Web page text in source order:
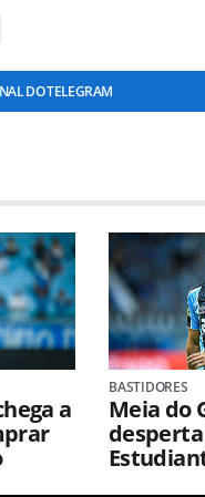
DO TELEGRAM
a
BASTIDORES
Meia do